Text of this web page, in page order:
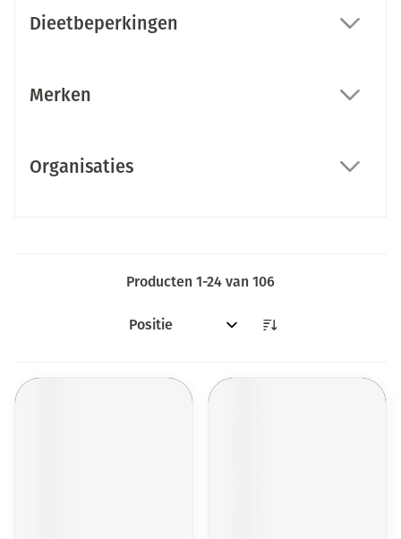
Dieetbeperkingen
Merken
Organisaties
Producten 1-24 van 106
Sorteer op: